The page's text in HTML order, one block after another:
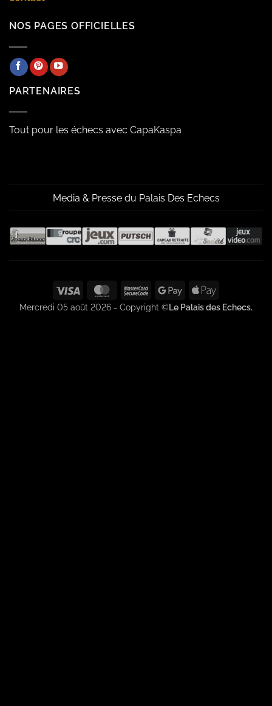
NOS PAGES OFFICIELLES
PARTENAIRES
Tout pour les échecs avec CapaKaspa
Media & Presse du Palais Des Echecs
Visa MasterCardMasterCard
2
Google
Pay
Apple
Pay
Mercredi 05 août 2026 - Copyright ©Le Palais des Echecs.